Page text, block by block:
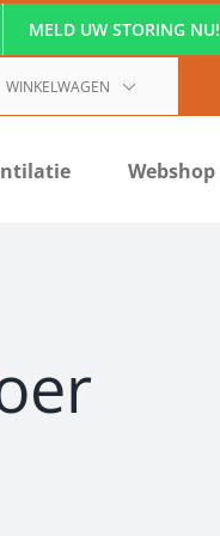
MELD UW STORING NU!
WINKELWAGEN
Webshop